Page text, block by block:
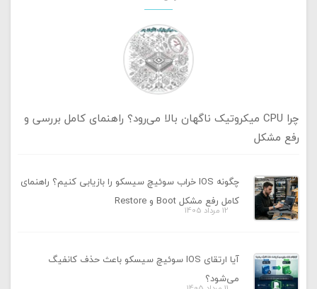
چرا CPU میکروتیک ناگهان بالا می‌رود؟ راهنمای کامل بررسی و
رفع مشکل
چگونه IOS خراب سوئیچ سیسکو را بازیابی کنیم؟ راهنمای
کامل رفع مشکل Boot و Restore
12 مرداد 1405
آیا ارتقای IOS سوئیچ سیسکو باعث حذف کانفیگ
می‌شود؟